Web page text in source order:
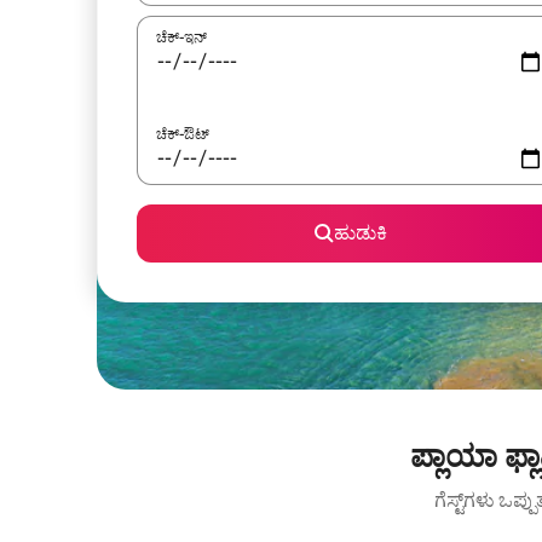
ಚೆಕ್-ಇನ್
ಚೆಕ್-ಔಟ್
ಹುಡುಕಿ
ಪ್ಲಾಯಾ
ಗೆಸ್ಟ್‌ಗಳು